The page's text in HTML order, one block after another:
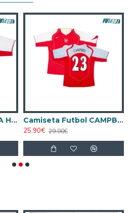
Camiseta Calidad AAA HENRY 14 Arsenal Local 2004/05 Retro Clasico
Camiseta Futbol CAMPBELL 23 Arsenal Primera Equipación 2004/05 Vintage
25.90€ 29.00€